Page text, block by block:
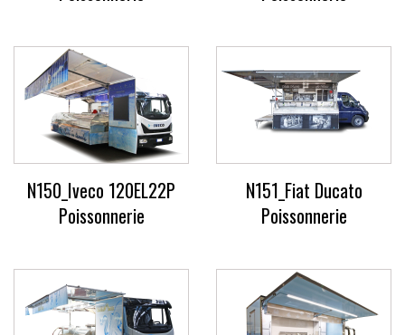
N150_Iveco 120EL22P
Poissonnerie
N151_Fiat Ducato
Poissonnerie